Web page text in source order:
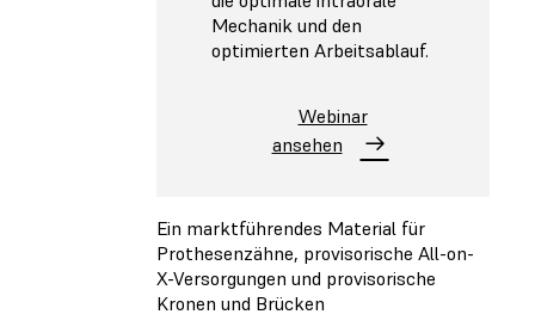
Mechanik und den
optimierten Arbeitsablauf.
Webinar
ansehen
Ein marktführendes Material für
Prothesenzähne, provisorische All-on-
X-Versorgungen und provisorische
Kronen und Brücken